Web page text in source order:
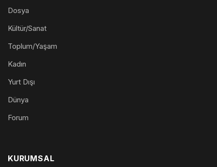
Dosya
Kültür/Sanat
Toplum/Yaşam
Kadın
Yurt Dışı
Dünya
Forum
KURUMSAL